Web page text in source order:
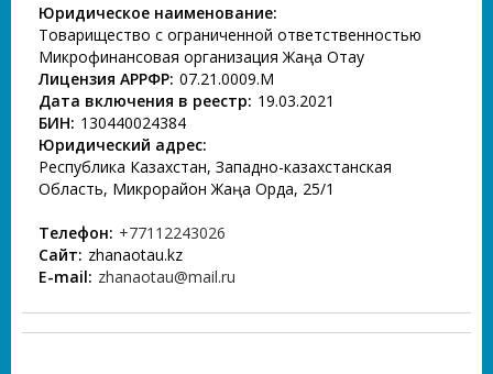
Юридическое наименование:
Товарищество с ограниченной ответственностью
Микрофинансовая организация Жаңа Отау
Лицензия АРРФР: 07.21.0009.М
Дата включения в реестр: 19.03.2021
БИН: 130440024384
Юридический адрес:
Республика Казахстан, Западно-казахстанская
Область, Микрорайон Жаңа Орда, 25/1
Телефон: +77112243026
Сайт: zhanaotau.kz
E-mail: zhanaotau@mail.ru